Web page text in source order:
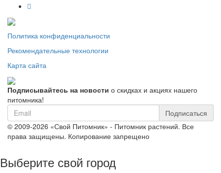
Политика конфиденциальности
Рекомендательные технологии
Карта сайта
Подписывайтесь на новости о скидках и акциях нашего
питомника!
Подписаться
© 2009-2026 «Свой Питомник» - Питомник растений. Все
права защищены. Копирование запрещено
Выберите свой город